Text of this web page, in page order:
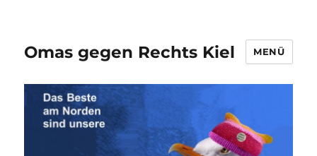
Omas gegen Rechts Kiel MENÜ